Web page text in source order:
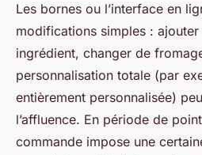
Les bornes ou l’interface en
modifications simples :
ingrédient, changer de
personnalisation totale (par
entièrement personnalisée)
l’affluence. En période de
commande impose une